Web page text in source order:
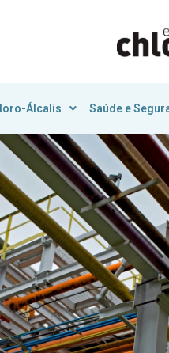
Álcalis Saúde e